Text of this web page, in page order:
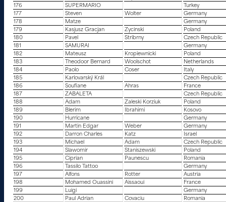
176
SUPERMARIO
Turkey
177
Steven Wolter
Germany
178
Matze
Germany
179
Kasjusz Gracjan Zycinski
Poland
180
Pavel Stribrny
Czech Republic
181
SAMURAI
Germany
182
Mateusz Kropiewnicki
Poland
183
Theodoor Bernard Woolschot
Netherlands
184
Paolo Coser
Italy
185
Karlovarský Král
Czech Republic
186
Soufiane Ahras
France
187
ZABALETA
Czech Republic
188
Adam Zaleski Korziuk
Poland
189
Blerim Ibrahimi
Kosovo
190
Hurricane
Germany
191
Martin Edgar Weber
Germany
192
Darron Charles Katz
Israel
193
Michael Adam
Czech Republic
194
Slawomir Staniszewski
Poland
195
Ciprian Paunescu
Romania
196
Tassilo Tattoo
Germany
197
Alfons Rotter
Austria
198
Mohamed Ouassini Aissaoui
France
199
Luigi
Germany
200
Paul Adrian Covaciu
Romania